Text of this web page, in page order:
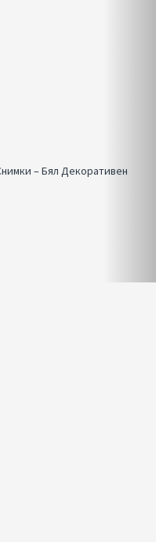
– Бял Декоративен